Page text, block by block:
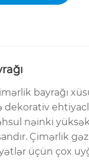
bayrağı
nəinki
Çimərlik
üçün çox